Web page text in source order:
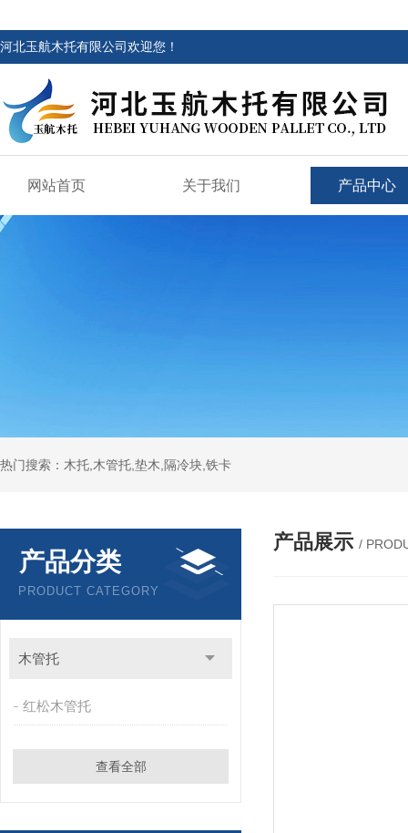
河北玉航木托有限公司欢迎您！
网站首页 关于我们 产品中心
热门搜索：木托,木管托,垫木,隔冷块,铁卡
产品分类
PRODUCT CATEGORY
木管托
红松木管托
查看全部
产品展示 /